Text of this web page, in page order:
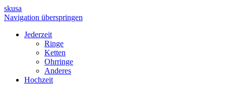
skusa
Navigation überspringen
Jederzeit
Ringe
Ketten
Ohrringe
Anderes
Hochzeit